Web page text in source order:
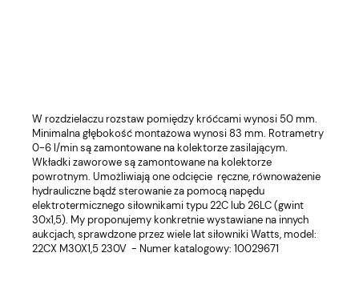
W rozdzielaczu rozstaw pomiędzy króćcami wynosi 50 mm.
Minimalna głębokość montażowa wynosi 83 mm. Rotrametry
0-6 l/min są zamontowane na kolektorze zasilającym.
Wkładki zaworowe są zamontowane na kolektorze
powrotnym. Umożliwiają one odcięcie ręczne, równoważenie
hydrauliczne bądź sterowanie za pomocą napędu
elektrotermicznego siłownikami typu 22C lub 26LC (gwint
30x1,5). My proponujemy konkretnie wystawiane na innych
aukcjach, sprawdzone przez wiele lat siłowniki Watts, model:
22CX M30X1,5 230V - Numer katalogowy: 10029671